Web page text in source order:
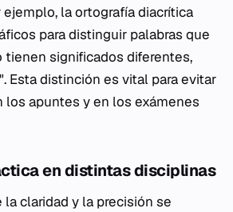
la ortografía diacrítica
para distinguir palabras que
tienen significados diferentes,
Esta distinción es vital para evitar
los apuntes y en los exámenes
en distintas disciplinas
claridad y la precisión se